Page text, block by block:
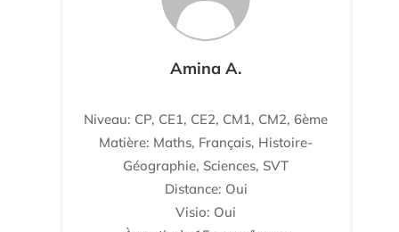
Amina A.
Niveau: CP, CE1, CE2, CM1, CM2, 6ème
Matière: Maths, Français, Histoire-
Géographie, Sciences, SVT
Distance: Oui
Visio: Oui